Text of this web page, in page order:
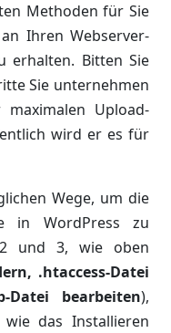
Methoden für Sie
Ihren Webserver-
erhalten. Bitten Sie
Sie unternehmen
Upload-
wird er es für
Wege, um die
in WordPress zu
und 3, wie oben
.htaccess-Datei
Datei bearbeiten),
das Installieren